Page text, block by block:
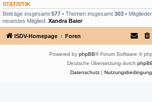
STATISTIK
Beiträge insgesamt 577 • Themen insgesamt 303 •
neuestes Mitglied: Xandra Baier
ISDV-Homepage Foren
Powered by phpBB® Forum Software ©
Deutsche Übersetzung durch
Datenschutz|